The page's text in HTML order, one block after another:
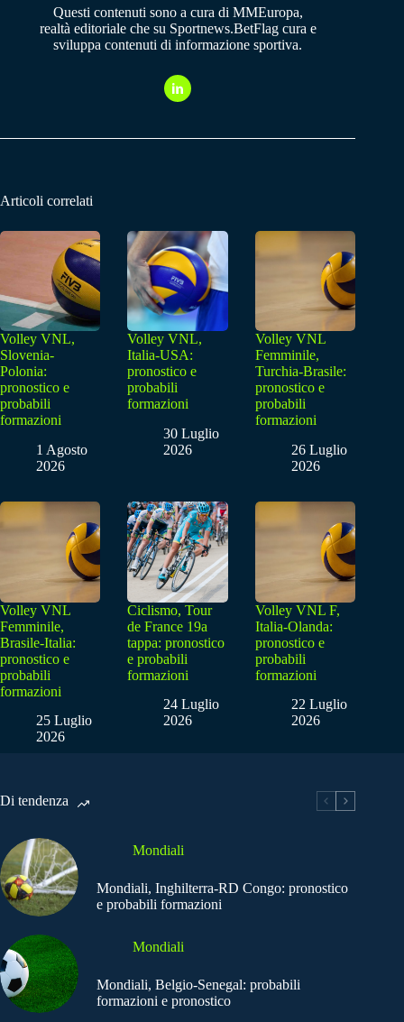
Questi contenuti sono a cura di MMEuropa,
realtà editoriale che su Sportnews.BetFlag cura e
sviluppa contenuti di informazione sportiva.
Articoli correlati
Volley VNL,
Slovenia-
Polonia:
pronostico e
probabili
formazioni
1 Agosto
2026
Volley VNL,
Italia-USA:
pronostico e
probabili
formazioni
30 Luglio
2026
Volley VNL
Femminile,
Turchia-Brasile:
pronostico e
probabili
formazioni
26 Luglio
2026
Volley VNL
Femminile,
Brasile-Italia:
pronostico e
probabili
formazioni
25 Luglio
2026
Ciclismo, Tour
de France 19a
tappa: pronostico
e probabili
formazioni
24 Luglio
2026
Volley VNL F,
Italia-Olanda:
pronostico e
probabili
formazioni
22 Luglio
2026
Di tendenza
Mondiali
Mondiali, Inghilterra-RD Congo: pronostico
e probabili formazioni
Mondiali
Mondiali, Belgio-Senegal: probabili
formazioni e pronostico